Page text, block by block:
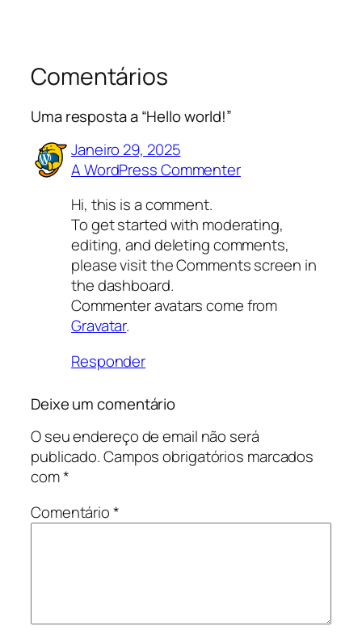
Comentários
Uma resposta a “Hello world!”
Janeiro 29, 2025
A WordPress Commenter
Hi, this is a comment.
To get started with moderating,
editing, and deleting comments,
please visit the Comments screen in
the dashboard.
Commenter avatars come from
Gravatar.
Responder
Deixe um comentário
O seu endereço de email não será
publicado.Campos obrigatórios marcados
com*
Comentário*